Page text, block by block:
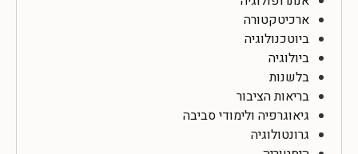
ארכיטקטורה
ביוטכנולוגיה
ביולוגיה
בלשנות
בריאות הציבור
גיאוגרפיה ולימודי סביבה
גרונטולוגיה